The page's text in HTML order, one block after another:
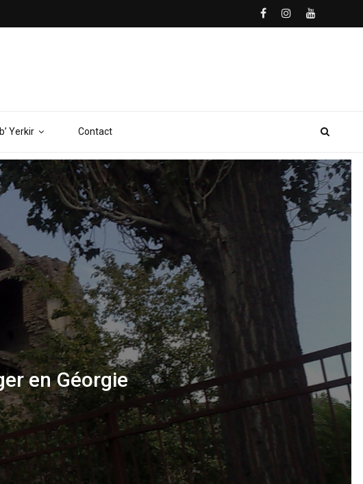
Yerkir Contact
en Géorgie